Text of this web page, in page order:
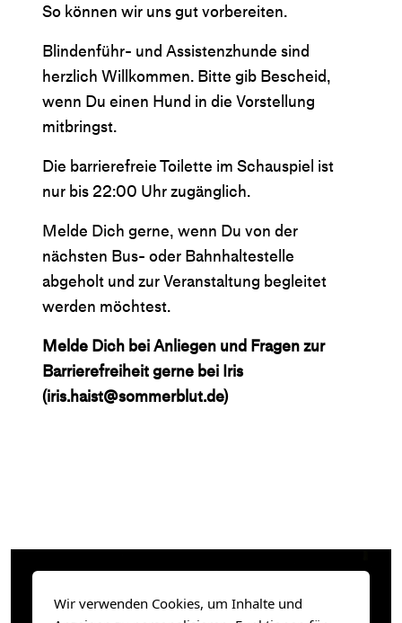
So können wir uns gut vorbereiten.
Blindenführ- und Assistenzhunde sind
herzlich Willkommen. Bitte gib Bescheid,
wenn Du einen Hund in die Vorstellung
mitbringst.
Die barrierefreie Toilette im Schauspiel ist
nur bis 22:00 Uhr zugänglich.
Melde Dich gerne, wenn Du von der
nächsten Bus- oder Bahnhaltestelle
abgeholt und zur Veranstaltung begleitet
werden möchtest.
Melde Dich bei Anliegen und Fragen zur
Barrierefreiheit gerne bei Iris
(iris.haist@sommerblut.de)
Wir verwenden Cookies, um Inhalte und